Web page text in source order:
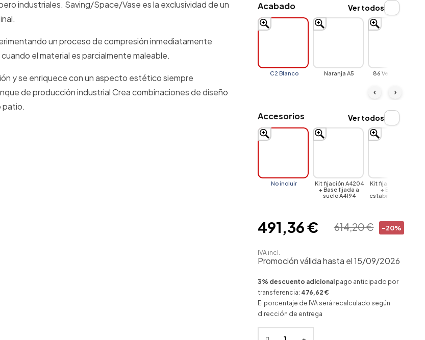
industriales. Saving/Space/Vase es la exclusividad de un
un proceso de compresión inmediatamente
el material es parcialmente maleable.
y se enriquece con un aspecto estético siempre
de producción industrial Crea combinaciones de diseño
patio.
Acabado
C2 Blanco Naranja A5 86 Verde Ácido
‹ ›
Ver todos
Accesorios
No incluir
Kit fijación A4204
+ Base fijada a
suelo A4194
Kit fijación A4204
+ Base de
estabilidad A4197
Ver todos
-20%
614,20 €
491,36 €
IVA incl.
Promoción válida hasta el 15/09/2026
3% descuento adicional pago anticipado por
transferencia: 476,62 €
El porcentaje de IVA será recalculado según
dirección de entrega